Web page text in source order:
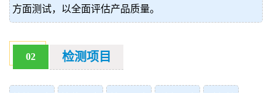
方面测试，以全面评估产品质量。
02 检测项目